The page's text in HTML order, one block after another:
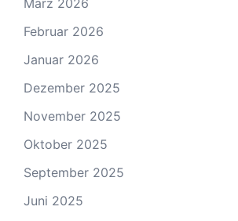
März 2026
Februar 2026
Januar 2026
Dezember 2025
November 2025
Oktober 2025
September 2025
Juni 2025